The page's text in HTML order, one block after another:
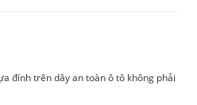
đính trên dây an toàn ô tô không phải